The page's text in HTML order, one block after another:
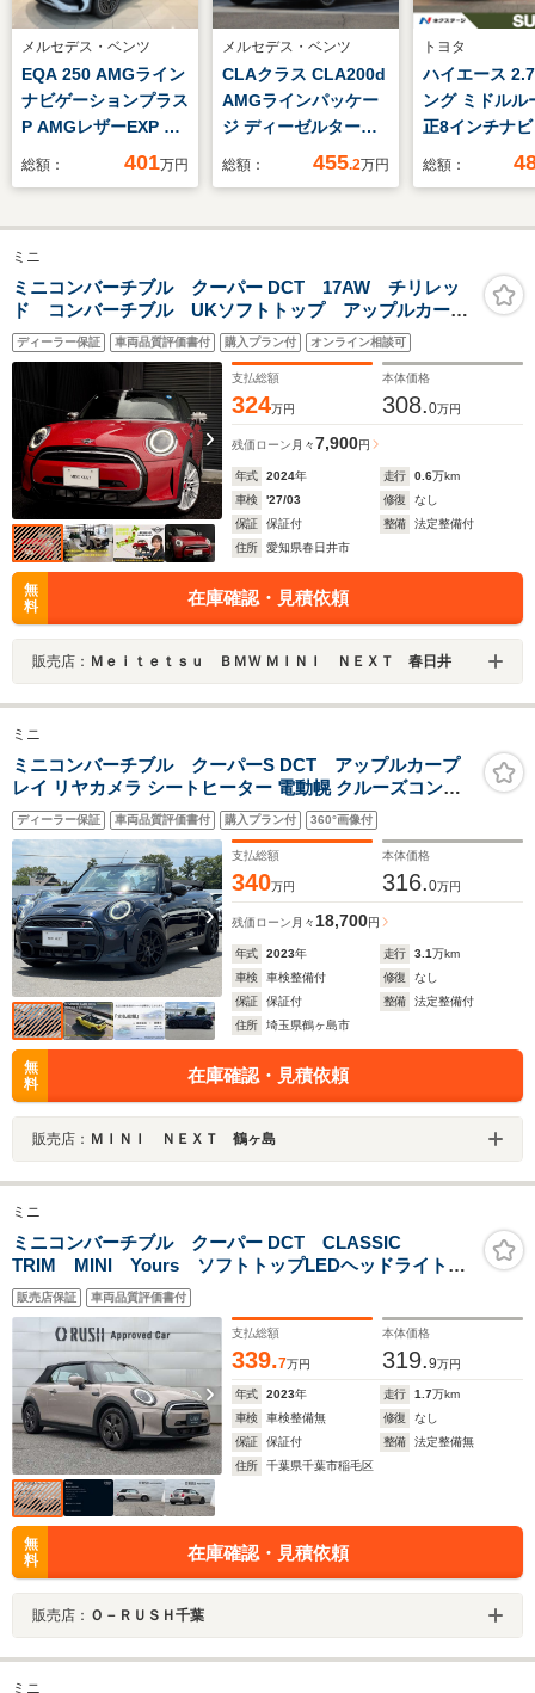
メルセデス・ベンツ
EQA 250 AMGライン
ナビゲーションプラス
P AMGレザーEXP パ
ノラミックスライディ
総額： 401万円
メルセデス・ベンツ
CLAクラス CLA200d
AMGラインパッケー
ジ ディーゼルターボ
MP202402 ワンオー
クスライディングルー
スプレイ パワーシー
ト シートヒーター
360度カメラ
ETC2.0 ナビゲーシ
ョン TV
総額： 455.2万円
トヨタ
ハイエース
ング ミドルル
正8インチナ
車 トヨタセ
ックビュー
ッドライト
グ
総額：
ミニ
ミニコンバーチブル クーパー DCT 17AW チリレッ
ド コンバーチブル UKソフトトップ アップルカープ
レイ シートヒーター チェッカードスポーツシート
ウインドディフレクター付 LEDヘッドライト 禁煙
ディーラー保証 車両品質評価書付 購入プラン付 オンライン相談可
支払総額
324万円
本体価格
308.0万円
残価ローン 月々7,900円
年式 2024年 走行 0.6万km
車検
'27/03 修復
なし
保証
保証付 整備
法定整備付
住所
愛知県春日井市
無
料
在庫確認・見積依頼
販売店： Ｍｅｉｔｅｔｓｕ ＢＭＷ ＭＩＮＩ ＮＥＸＴ 春日井
ミニ
ミニコンバーチブル クーパーS DCT アップルカープ
レイ リヤカメラ シートヒーター 電動幌 クルーズコント
ロール ドライビングアシスト 社外17インチアルミ 黒半革
シート パーキングアシスト Bluetooth 前後コーナーセン
サー ETC2.0
ディーラー保証 車両品質評価書付 購入プラン付 360°画像付
支払総額
340万円
本体価格
316.0万円
残価ローン 月々 18,700円
年式 2023年 走行 3.1万km
車検
車検整備付 修復
なし
保証
保証付 整備
法定整備付
住所
埼玉県鶴ヶ島市
無
料
在庫確認・見積依頼
販売店： ＭＩＮＩ ＮＥＸＴ 鶴ヶ島
ミニ
ミニコンバーチブル クーパー DCT CLASSIC
TRIM MINI Yours ソフトトップLEDヘッドライト
リア・ビュー・カメラ 16インチ アロイ・ホイール
スポーツ・シート ドライブレコーダー コンフォー
ト・アクセス
販売店保証 車両品質評価書付
支払総額
339.7万円
本体価格
319.9万円
年式 2023年 走行 1.7万km
車検
車検整備無 修復
なし
保証
保証付 整備
法定整備無
住所
千葉県千葉市稲毛区
無
料
在庫確認・見積依頼
販売店： Ｏ－ＲＵＳＨ千葉
ミニ